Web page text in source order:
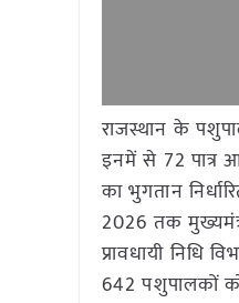
राजस्थान के
इनमें से 72 पात्र
का भुगतान
2026 तक
प्रावधायी
642 पशुपालकों